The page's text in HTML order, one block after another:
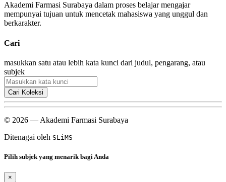
Akademi Farmasi Surabaya dalam proses belajar mengajar
mempunyai tujuan untuk mencetak mahasiswa yang unggul dan
berkarakter.
Cari
masukkan satu atau lebih kata kunci dari judul, pengarang, atau
subjek
Cari Koleksi
© 2026 — Akademi Farmasi Surabaya
Ditenagai oleh SLiMS
Pilih subjek yang menarik bagi Anda
×